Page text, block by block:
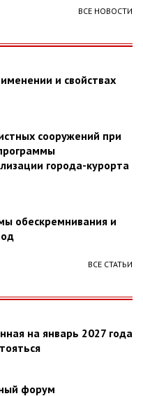
ВСЕ НОВОСТИ
и свойствах
сооружений при
города-курорта
обескремнивания и
ВСЕ СТАТЬИ
на январь 2027 года
форум